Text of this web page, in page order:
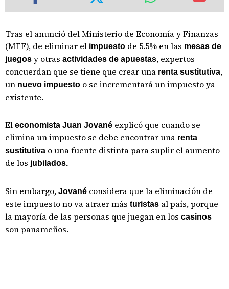
Tras el anunció del Ministerio de Economía y Finanzas
(MEF), de eliminar el impuesto de 5.5% en las mesas de
juegos y otras actividades de apuestas, expertos
concuerdan que se tiene que crear una renta sustitutiva,
un nuevo impuesto o se incrementará un impuesto ya
existente.
El economista Juan Jované explicó que cuando se
elimina un impuesto se debe encontrar una renta
sustitutiva o una fuente distinta para suplir el aumento
de los jubilados.
Sin embargo, Jované considera que la eliminación de
este impuesto no va atraer más turistas al país, porque
la mayoría de las personas que juegan en los casinos
son panameños.